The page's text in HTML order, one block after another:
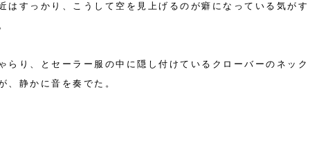
はすっかり、こうして空を見上げるのが癖になっている気がす
らり、とセーラー服の中に隠し付けているクローバーのネッ
、静かに音を奏でた。